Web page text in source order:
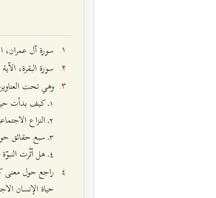
سورة آل عمران،
سورة البقرة، الآية ٢۱٣.
وهي تحت العناوين
۱ـ كيف بدأت
٢ـ النزاع
٣ـ سبع حقائق
٤ـ هل أثّرت
راجع حول معنى
حياة الإنسان